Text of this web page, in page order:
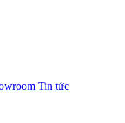
Tin tức